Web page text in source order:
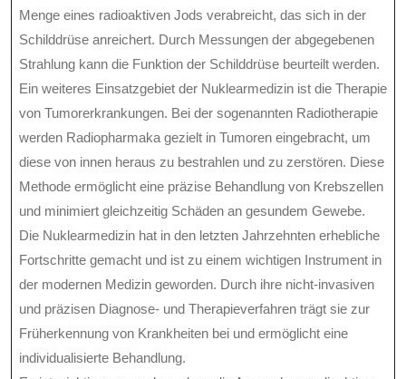
Menge eines radioaktiven Jods verabreicht, das sich in der
Schilddrüse anreichert. Durch Messungen der abgegebenen
Strahlung kann die Funktion der Schilddrüse beurteilt werden.
Ein weiteres Einsatzgebiet der Nuklearmedizin ist die Therapie
von Tumorerkrankungen. Bei der sogenannten Radiotherapie
werden Radiopharmaka gezielt in Tumoren eingebracht, um
diese von innen heraus zu bestrahlen und zu zerstören. Diese
Methode ermöglicht eine präzise Behandlung von Krebszellen
und minimiert gleichzeitig Schäden an gesundem Gewebe.
Die Nuklearmedizin hat in den letzten Jahrzehnten erhebliche
Fortschritte gemacht und ist zu einem wichtigen Instrument in
der modernen Medizin geworden. Durch ihre nicht-invasiven
und präzisen Diagnose- und Therapieverfahren trägt sie zur
Früherkennung von Krankheiten bei und ermöglicht eine
individualisierte Behandlung.